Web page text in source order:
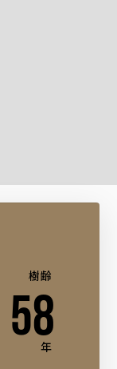
樹齢
58
年